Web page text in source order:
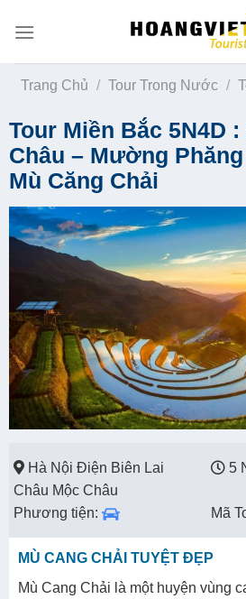
Trang Chủ
/ Tour Trong Nước /
Tour Miền Bắc 5N4D
Châu – Mường
Mù Căng Chải
Hà Nội Điện Biên Lai
Châu Mộc Châu
5
Phương tiện: Mã
MÙ CANG CHẢI TUYỆT ĐẸP
Mù Cang Chải là một huyện vùng